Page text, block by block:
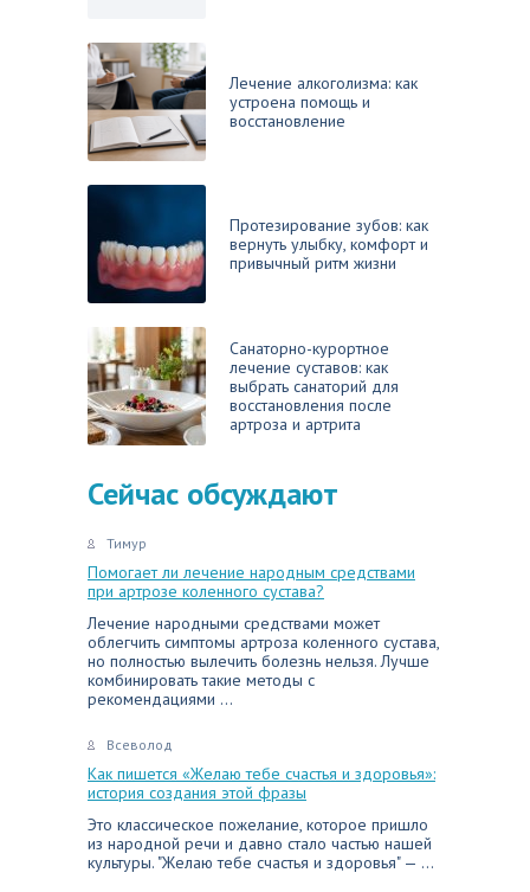
Лечение алкоголизма: как
устроена помощь и
восстановление
Протезирование зубов: как
вернуть улыбку, комфорт и
привычный ритм жизни
Санаторно-курортное
лечение суставов: как
выбрать санаторий для
восстановления после
артроза и артрита
Сейчас обсуждают
Тимур
Помогает ли лечение народным средствами
при артрозе коленного сустава?
Лечение народными средствами может
облегчить симптомы артроза коленного сустава,
но полностью вылечить болезнь нельзя. Лучше
комбинировать такие методы с
рекомендациями ...
Всеволод
Как пишется «Желаю тебе счастья и здоровья»:
история создания этой фразы
Это классическое пожелание, которое пришло
из народной речи и давно стало частью нашей
культуры. "Желаю тебе счастья и здоровья" — ...